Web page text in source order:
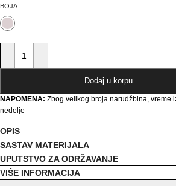
BOJA
Dodaj u korpu
NAPOMENA: Zbog velikog broja narudžbina, vreme
nedelje
OPIS
UPUTSTVO ZA ODRŽAVANJE
VIŠE INFORMACIJA
SASTAV MATERIJALA